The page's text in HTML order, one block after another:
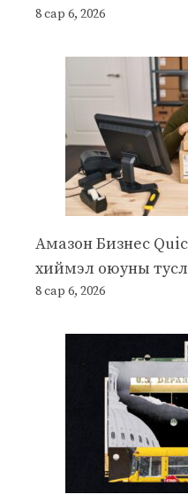
8 сар 6, 2026
Амазон Бизнес
хиймэл оюуны
8 сар 6, 2026